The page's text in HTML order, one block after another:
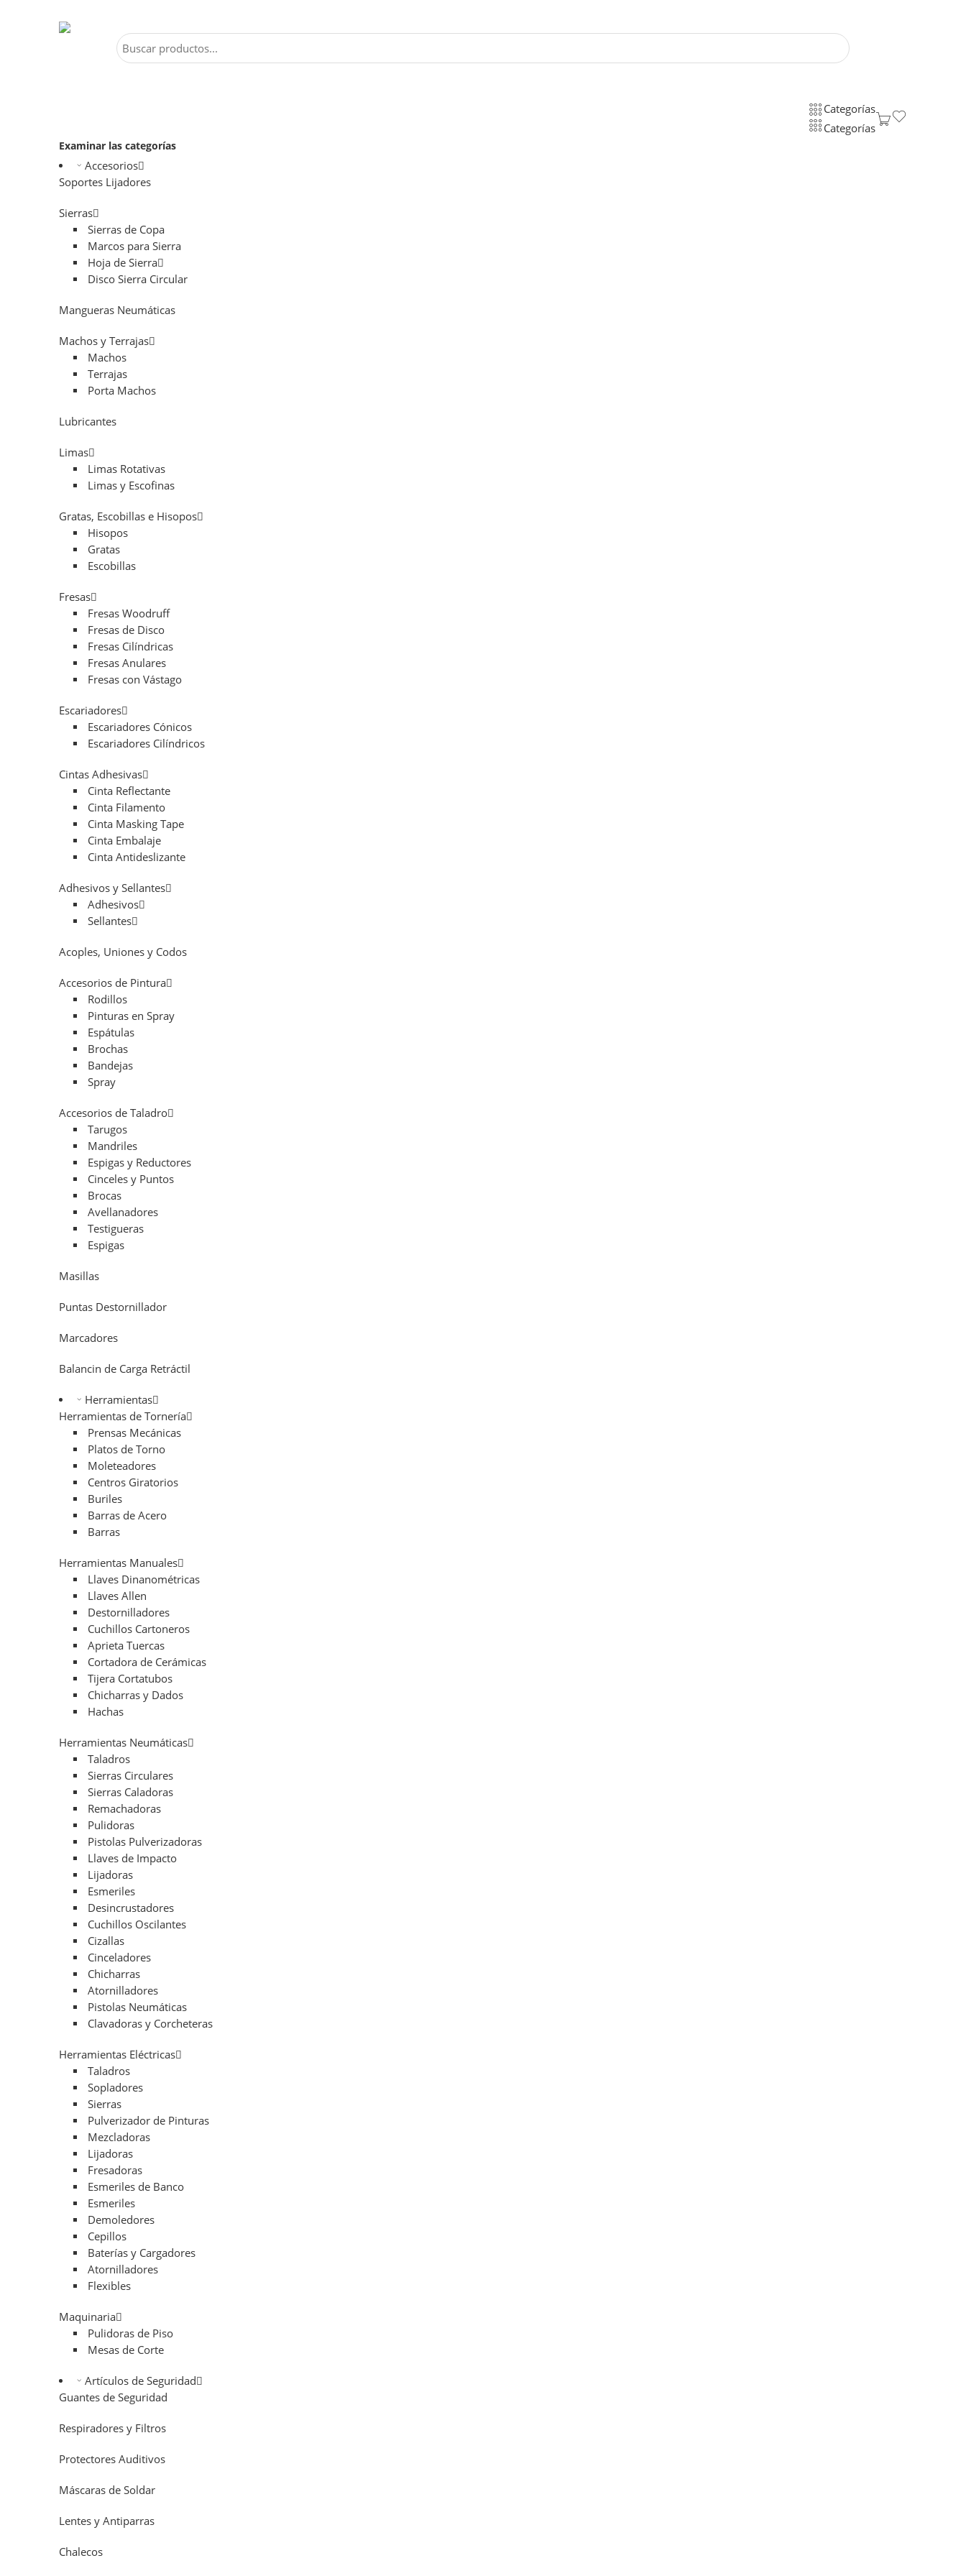
Categorías
Categorías
Examinar las categorías
Accesorios
Soportes Lijadores
Sierras
Sierras de Copa
Marcos para Sierra
Hoja de Sierra
Disco Sierra Circular
Mangueras Neumáticas
Machos y Terrajas
Machos
Terrajas
Porta Machos
Lubricantes
Limas
Limas Rotativas
Limas y Escofinas
Gratas, Escobillas e Hisopos
Hisopos
Gratas
Escobillas
Fresas
Fresas Woodruff
Fresas de Disco
Fresas Cilíndricas
Fresas Anulares
Fresas con Vástago
Escariadores
Escariadores Cónicos
Escariadores Cilíndricos
Cintas Adhesivas
Cinta Reflectante
Cinta Filamento
Cinta Masking Tape
Cinta Embalaje
Cinta Antideslizante
Adhesivos y Sellantes
Adhesivos
Sellantes
Acoples, Uniones y Codos
Accesorios de Pintura
Rodillos
Pinturas en Spray
Espátulas
Brochas
Bandejas
Spray
Accesorios de Taladro
Tarugos
Mandriles
Espigas y Reductores
Cinceles y Puntos
Brocas
Avellanadores
Testigueras
Espigas
Masillas
Puntas Destornillador
Marcadores
Balancin de Carga Retráctil
Herramientas
Herramientas de Tornería
Prensas Mecánicas
Platos de Torno
Moleteadores
Centros Giratorios
Buriles
Barras de Acero
Barras
Herramientas Manuales
Llaves Dinanométricas
Llaves Allen
Destornilladores
Cuchillos Cartoneros
Aprieta Tuercas
Cortadora de Cerámicas
Tijera Cortatubos
Chicharras y Dados
Hachas
Herramientas Neumáticas
Taladros
Sierras Circulares
Sierras Caladoras
Remachadoras
Pulidoras
Pistolas Pulverizadoras
Llaves de Impacto
Lijadoras
Esmeriles
Desincrustadores
Cuchillos Oscilantes
Cizallas
Cinceladores
Chicharras
Atornilladores
Pistolas Neumáticas
Clavadoras y Corcheteras
Herramientas Eléctricas
Taladros
Sopladores
Sierras
Pulverizador de Pinturas
Mezcladoras
Lijadoras
Fresadoras
Esmeriles de Banco
Esmeriles
Demoledores
Cepillos
Baterías y Cargadores
Atornilladores
Flexibles
Maquinaria
Pulidoras de Piso
Mesas de Corte
Artículos de Seguridad
Guantes de Seguridad
Respiradores y Filtros
Protectores Auditivos
Máscaras de Soldar
Lentes y Antiparras
Chalecos